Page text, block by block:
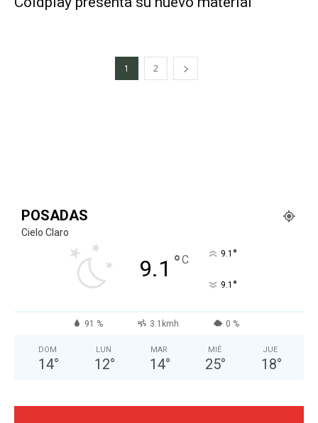
1 2
POSADAS
Cielo Claro
9.1 °C 9.1 °
9.1 °
91 % 3.1kmh 0 %
DOM
14°
LUN
12°
MAR
14°
MIÉ
25°
JUE
18°